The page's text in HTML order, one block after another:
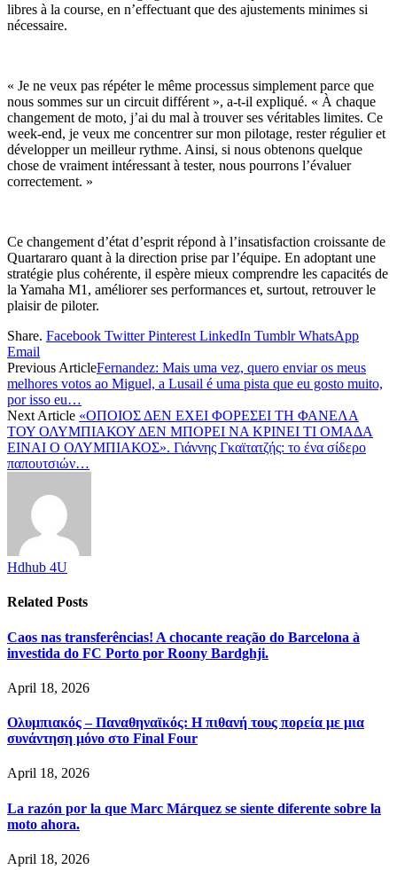
libres à la course, en n’effectuant que des ajustements minimes si
nécessaire.
« Je ne veux pas répéter le même processus simplement parce que
nous sommes sur un circuit différent », a-t-il expliqué. « À chaque
changement de moto, j’ai du mal à trouver ses véritables limites. Ce
week-end, je veux me concentrer sur mon pilotage, rester régulier et
développer un meilleur rythme. Ainsi, si nous obtenons quelque
chose de vraiment intéressant à tester, nous pourrons l’évaluer
correctement. »
Ce changement d’état d’esprit répond à l’insatisfaction croissante de
Quartararo quant à la direction prise par l’équipe. En adoptant une
stratégie plus cohérente, il espère mieux comprendre les capacités de
la Yamaha M1, améliorer ses performances et, surtout, retrouver le
plaisir de piloter.
Share. Facebook Twitter Pinterest LinkedIn Tumblr WhatsApp
Email
Previous ArticleFernandez: Mais uma vez, quero enviar os meus
melhores votos ao Miguel, a Lusail é uma pista que eu gosto muito,
por isso eu…
Next Article «ΟΠΟΙΟΣ ΔΕΝ ΕΧΕΙ ΦΟΡΕΣΕΙ ΤΗ ΦΑΝΕΛΑ
ΤΟΥ ΟΛΥΜΠΙΑΚΟΥ ΔΕΝ ΜΠΟΡΕΙ ΝΑ ΚΡΙΝΕΙ ΤΙ ΟΜΑΔΑ
ΕΙΝΑΙ Ο ΟΛΥΜΠΙΑΚΟΣ». Γιάννης Γκαϊτατζής: το ένα σίδερο
παπουτσιών…
Hdhub 4U
Related Posts
Caos nas transferências! A chocante reação do Barcelona à
investida do FC Porto por Roony Bardghji.
April 18, 2026
Ολυμπιακός – Παναθηναϊκός: Η πιθανή τους πορεία με μια
συνάντηση μόνο στο Final Four
April 18, 2026
La razón por la que Marc Márquez se siente diferente sobre la
moto ahora.
April 18, 2026